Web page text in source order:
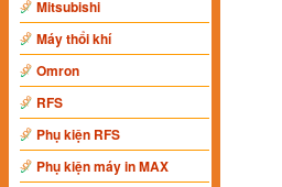
Mitsubishi
Máy thổi khí
Omron
RFS
Phụ kiện RFS
Phụ kiện máy in MAX